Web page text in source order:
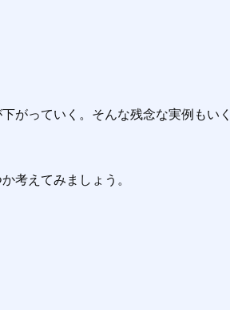
がっていく。そんな残念な実例もいく
考えてみましょう。